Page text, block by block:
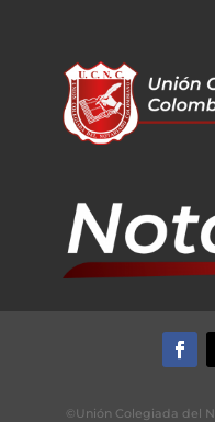
©Unión Colegiada del